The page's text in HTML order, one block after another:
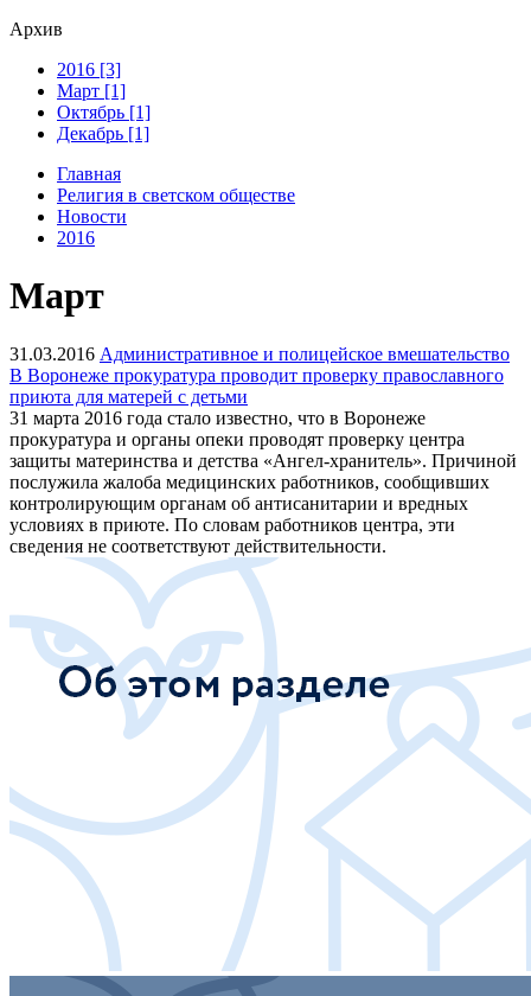
Архив
2016 [3]
Март [1]
Октябрь [1]
Декабрь [1]
Главная
Религия в светском обществе
Новости
2016
Март
31.03.2016 Административное и полицейское вмешательство
В Воронеже прокуратура проводит проверку православного
приюта для матерей с детьми
31 марта 2016 года стало известно, что в Воронеже
прокуратура и органы опеки проводят проверку центра
защиты материнства и детства «Ангел-хранитель». Причиной
послужила жалоба медицинских работников, сообщивших
контролирующим органам об антисанитарии и вредных
условиях в приюте. По словам работников центра, эти
сведения не соответствуют действительности.